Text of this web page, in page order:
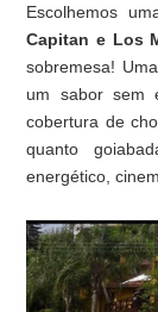
Escolhemos
Capitan e Los
sobremesa!
um sabor sem
cobertura de
quanto
energético,